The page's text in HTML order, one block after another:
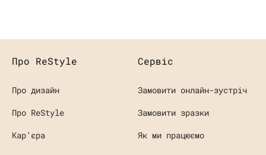
Про ReStyle
Про дизайн
Про ReStyle
Кaр’єра
Сервіс
Замовити онлайн-зустріч
Замовити зразки
Як ми працюємо